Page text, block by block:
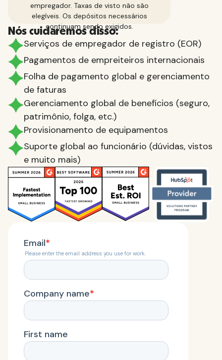
empregador. Taxas de visto não são
elegíveis. Os depósitos necessários
continuam sendo exigidos.
Nós cuidaremos disso:
Serviços de empregador de registro (EOR)
Pagamentos de empreiteiros internacionais
Folha de pagamento global e gerenciamento
de faturas
Gerenciamento global de benefícios (seguro,
patrimônio, folga, etc.)
Provisionamento de equipamentos
Suporte global ao funcionário (dúvidas, vistos
e muito mais)